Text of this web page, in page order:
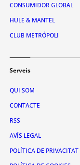
CONSUMIDOR GLOBAL
HULE & MANTEL
CLUB METRÓPOLI
Serveis
QUI SOM
CONTACTE
RSS
AVÍS LEGAL
POLÍTICA DE PRIVACITAT